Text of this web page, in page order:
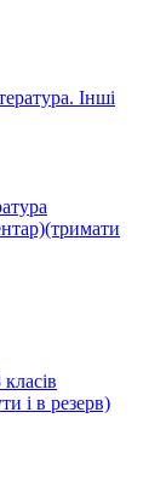
Інші
і в резерв)